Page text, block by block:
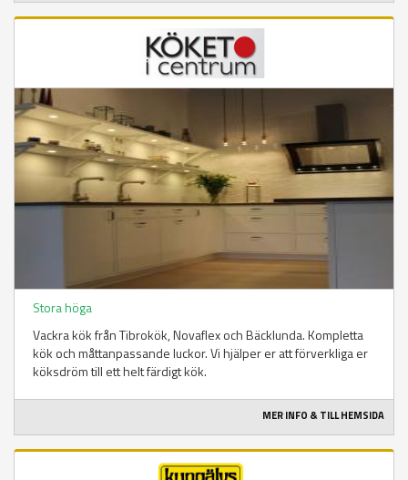
Stora höga
Vackra kök från Tibrokök, Novaflex och Bäcklunda. Kompletta
kök och måttanpassande luckor. Vi hjälper er att förverkliga er
köksdröm till ett helt färdigt kök.
MER INFO & TILL HEMSIDA